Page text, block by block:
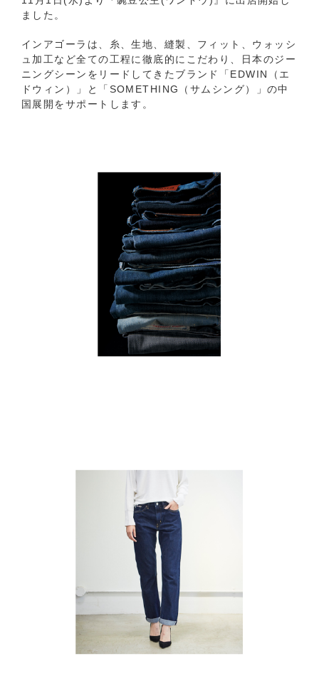
ました。
インアゴーラは、糸、生地、縫製、フィット、ウォッシ
ュ加工など全ての工程に徹底的にこだわり、日本のジー
ニングシーンをリードしてきたブランド「EDWIN（エ
ドウィン）」と「SOMETHING（サムシング）」の中
国展開をサポートします。